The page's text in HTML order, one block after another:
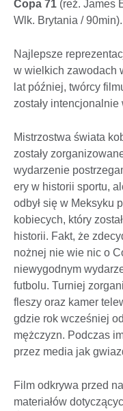
Copa 71 (reż. James
Wlk. Brytania / 90min).
Najlepsze
w wielkich zawodach
lat później, twórcy
zostały
Mistrzostwa świata
zostały
wydarzenie
ery w historii sportu,
odbył się w Meksyku
kobiecych, który
historii. Fakt, że
nożnej nie wie nic o
niewygodnym
futbolu. Turniej
fleszy oraz kamer
gdzie rok wcześniej
mężczyzn. Podczas
przez media jak
Film odkrywa przed
materiałów